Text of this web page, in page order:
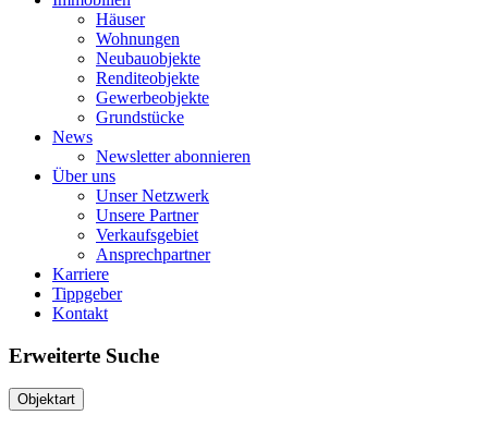
Häuser
Wohnungen
Neubauobjekte
Renditeobjekte
Gewerbeobjekte
Grundstücke
News
Newsletter abonnieren
Über uns
Unser Netzwerk
Unsere Partner
Verkaufsgebiet
Ansprechpartner
Karriere
Tippgeber
Kontakt
Erweiterte Suche
Objektart